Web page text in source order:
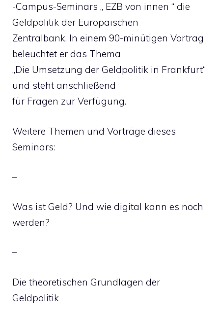
-Campus-Seminars „ EZB von innen “ die
Geldpolitik der Europäischen
Zentralbank. In einem 90-minütigen Vortrag
beleuchtet er das Thema
„Die Umsetzung der Geldpolitik in Frankfurt“
und steht anschließend
für Fragen zur Verfügung.
Weitere Themen und Vorträge dieses
Seminars:
–
Was ist Geld? Und wie digital kann es noch
werden?
–
Die theoretischen Grundlagen der
Geldpolitik